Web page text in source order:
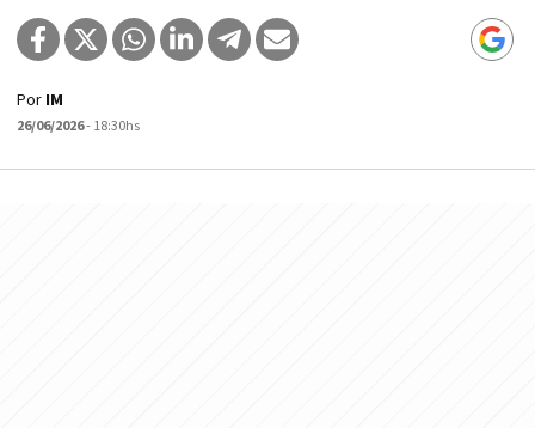
Por IM
26/06/2026- 18:30hs